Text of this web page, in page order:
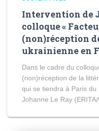
Intervention de
colloque «
(non)réception
ukrainienne en
Dans le cadre du
(non)réception de la
qui se tiendra à Paris du
Johanne Le Ray